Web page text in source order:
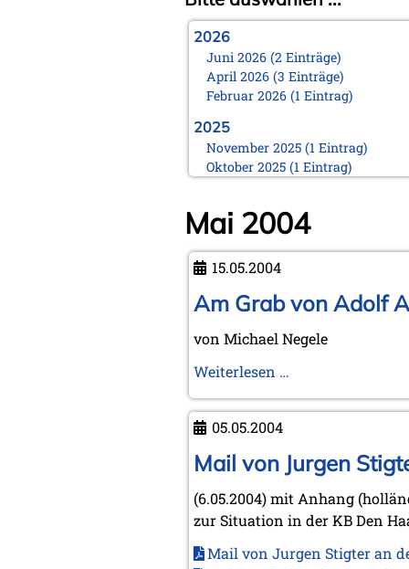
2026
Juni 2026 (2 Einträge)
April 2026 (3 Einträge)
Februar 2026 (1 Eintrag)
2025
November 2025 (1 Eintrag)
Oktober 2025 (1 Eintrag)
März 2025 (1 Eintrag)
Januar 2025 (1 Eintrag)
2024
November 2024 (1 Eintrag)
Oktober 2024 (1 Eintrag)
August 2024 (2 Einträge)
Februar 2024 (2 Einträge)
2023
August 2023 (1 Eintrag)
April 2023 (1 Eintrag)
März 2023 (1 Eintrag)
Februar 2023 (2 Einträge)
2022
Mai 2004
15.05.2004
Am Grab von Adolf
von Michael Negele
Weiterlesen …
von
Anderssen
05.05.2004
Mail von Jurgen
(6.05.2004) mit Anhang
zur Situation in der KB Den
Mail von Jurgen Stigter an